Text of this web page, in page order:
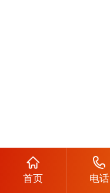
首页 电话